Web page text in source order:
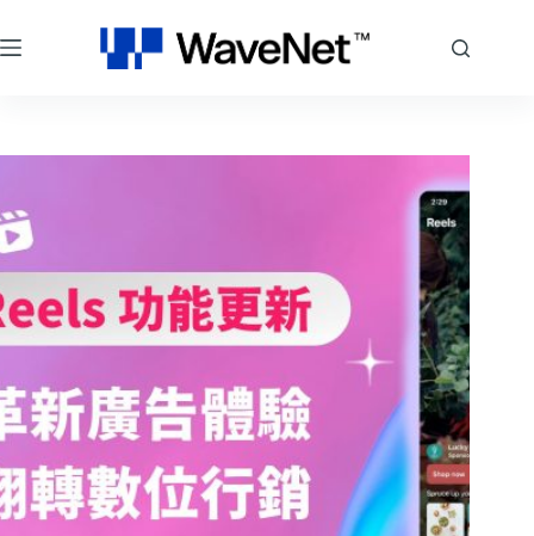
至
主